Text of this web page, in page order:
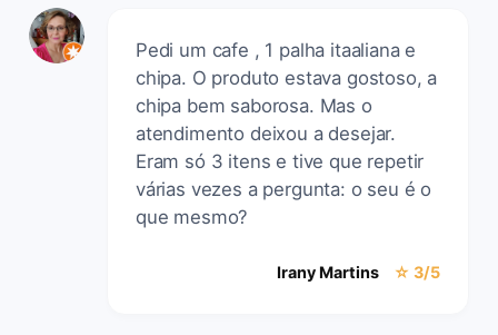
Pedi um cafe , 1 palha itaaliana e
chipa. O produto estava gostoso, a
chipa bem saborosa. Mas o
atendimento deixou a desejar.
Eram só 3 itens e tive que repetir
várias vezes a pergunta: o seu é o
que mesmo?
Irany Martins ☆ 3/5